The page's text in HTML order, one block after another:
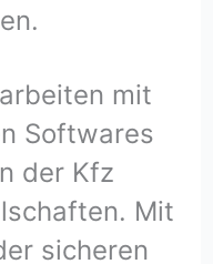
mit
Softwares
der Kfz
Mit
sicheren